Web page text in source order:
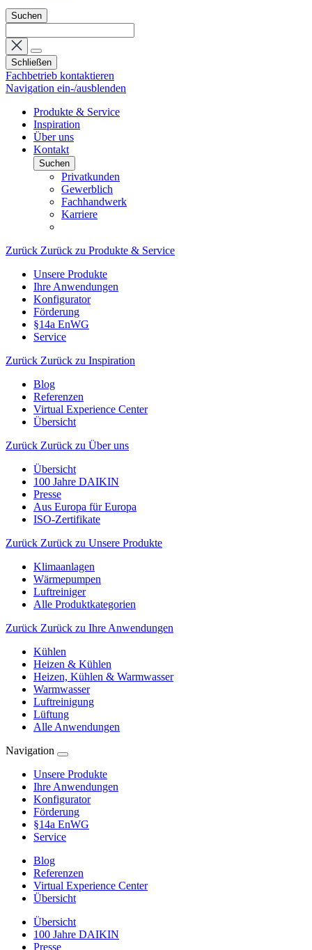
Suchen
Schließen
Fachbetrieb kontaktieren
Navigation ein-/ausblenden
Produkte & Service
Inspiration
Über uns
Kontakt
Suchen
Privatkunden
Gewerblich
Fachhandwerk
Karriere
Zurück Zurück zu Produkte & Service
Unsere Produkte
Ihre Anwendungen
Konfigurator
Förderung
§14a EnWG
Service
Zurück Zurück zu Inspiration
Blog
Referenzen
Virtual Experience Center
Übersicht
Zurück Zurück zu Über uns
Übersicht
100 Jahre DAIKIN
Presse
Aus Europa für Europa
ISO-Zertifikate
Zurück Zurück zu Unsere Produkte
Klimaanlagen
Wärmepumpen
Luftreiniger
Alle Produktkategorien
Zurück Zurück zu Ihre Anwendungen
Kühlen
Heizen & Kühlen
Heizen, Kühlen & Warmwasser
Warmwasser
Luftreinigung
Lüftung
Alle Anwendungen
Navigation
Unsere Produkte
Ihre Anwendungen
Konfigurator
Förderung
§14a EnWG
Service
Blog
Referenzen
Virtual Experience Center
Übersicht
Übersicht
100 Jahre DAIKIN
Presse